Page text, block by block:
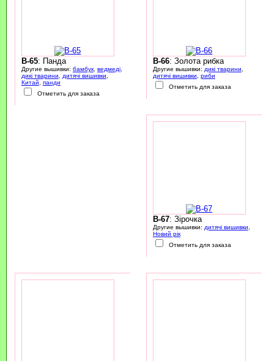
B-65: Панда
Другие вышивки: бамбук, ведмеді,
дикі тварини
дитячі вишивки
Китай
панди
Отметить для заказа
B-66: Золота рибка
Другие вышивки: дикі тварини
дитячі вишивки
риби
Отметить для заказа
B-67: Зірочка
Другие вышивки: дитячі вишивки
Новий рік
Отметить для заказа